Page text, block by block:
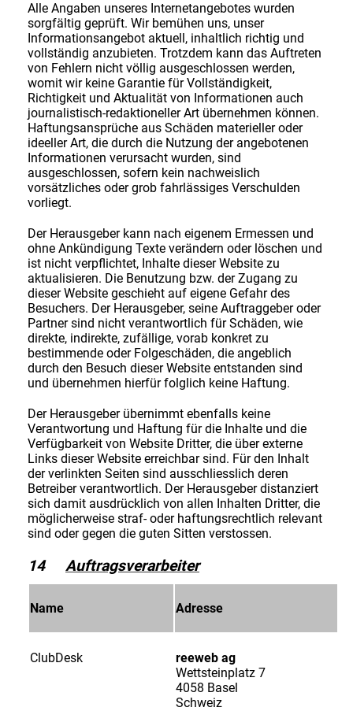
Alle Angaben unseres Internetangebotes wurden
sorgfältig geprüft. Wir bemühen uns, unser
Informationsangebot aktuell, inhaltlich richtig und
vollständig anzubieten. Trotzdem kann das Auftreten
von Fehlern nicht völlig ausgeschlossen werden,
womit wir keine Garantie für Vollständigkeit,
Richtigkeit und Aktualität von Informationen auch
journalistisch-redaktioneller Art übernehmen können.
Haftungsansprüche aus Schäden materieller oder
ideeller Art, die durch die Nutzung der angebotenen
Informationen verursacht wurden, sind
ausgeschlossen, sofern kein nachweislich
vorsätzliches oder grob fahrlässiges Verschulden
vorliegt.
Der Herausgeber kann nach eigenem Ermessen und
ohne Ankündigung Texte verändern oder löschen und
ist nicht verpflichtet, Inhalte dieser Website zu
aktualisieren. Die Benutzung bzw. der Zugang zu
dieser Website geschieht auf eigene Gefahr des
Besuchers. Der Herausgeber, seine Auftraggeber oder
Partner sind nicht verantwortlich für Schäden, wie
direkte, indirekte, zufällige, vorab konkret zu
bestimmende oder Folgeschäden, die angeblich
durch den Besuch dieser Website entstanden sind
und übernehmen hierfür folglich keine Haftung.
Der Herausgeber übernimmt ebenfalls keine
Verantwortung und Haftung für die Inhalte und die
Verfügbarkeit von Website Dritter, die über externe
Links dieser Website erreichbar sind. Für den Inhalt
der verlinkten Seiten sind ausschliesslich deren
Betreiber verantwortlich. Der Herausgeber distanziert
sich damit ausdrücklich von allen Inhalten Dritter, die
möglicherweise straf- oder haftungsrechtlich relevant
sind oder gegen die guten Sitten verstossen.
14 Auftragsverarbeiter
Name Adresse
ClubDesk
reeweb ag
Wettsteinplatz 7
4058 Basel
Schweiz